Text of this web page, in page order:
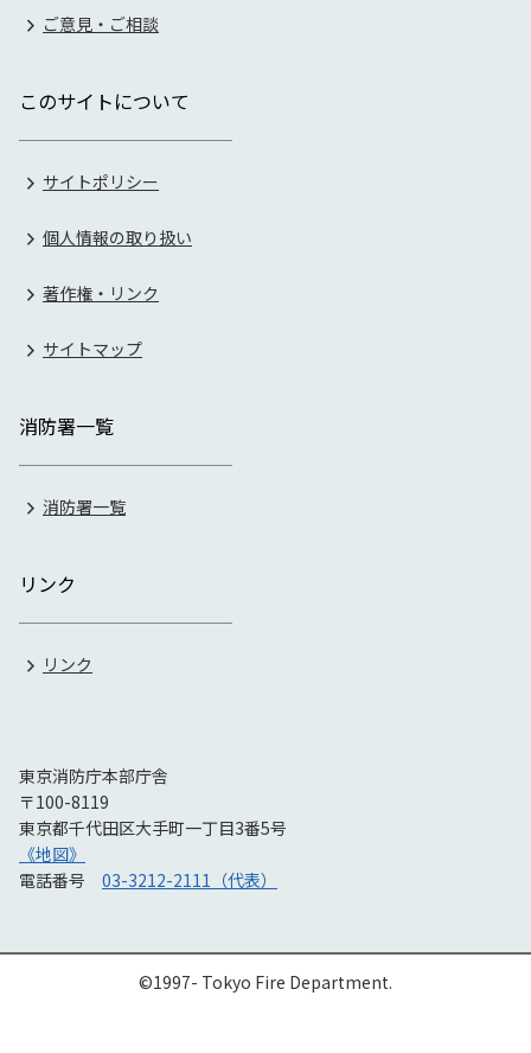
ご意見・ご相談
このサイトについて
サイトポリシー
個人情報の取り扱い
著作権・リンク
サイトマップ
消防署一覧
消防署一覧
リンク
リンク
東京消防庁本部庁舎
〒100-8119
東京都千代田区大手町一丁目3番5号
《地図》
電話番号 03-3212-2111（代表）
©1997- Tokyo Fire Department.